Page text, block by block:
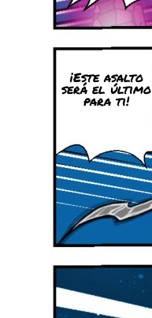
¡Este asalto
será el último
para ti!